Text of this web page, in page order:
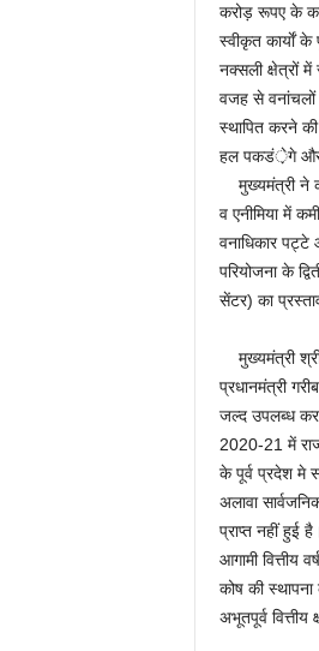
करोड़ रूपए के
स्वीकृत कार्याें
नक्सली क्षेत्रों
वजह से वनांचलों
स्थापित करने
हल पकडं़ेगे और
मुख्यमंत्री ने
व एनीमिया में
वनाधिकार पट्टे
परियोजना के
सेंटर) का
मुख्यमंत्री
प्रधानमंत्री
जल्द उपलब्ध
2020-21 में
के पूर्व प्रदेश मे
अलावा
प्राप्त नहीं हुई
आगामी वित्तीय
कोष की
अभूतपूर्व